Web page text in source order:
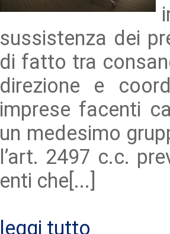
sussistenza dei
di fatto tra
direzione e
imprese facenti
un medesimo
l’art. 2497 c.c.
enti che[...]
leggi tutto